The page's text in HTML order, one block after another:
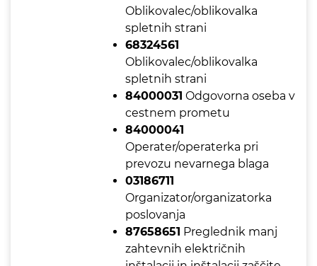
Oblikovalec/oblikovalka
spletnih strani
68324561
Oblikovalec/oblikovalka
spletnih strani
84000031 Odgovorna oseba v
cestnem prometu
84000041
Operater/operaterka pri
prevozu nevarnega blaga
03186711
Organizator/organizatorka
poslovanja
87658651 Preglednik manj
zahtevnih električnih